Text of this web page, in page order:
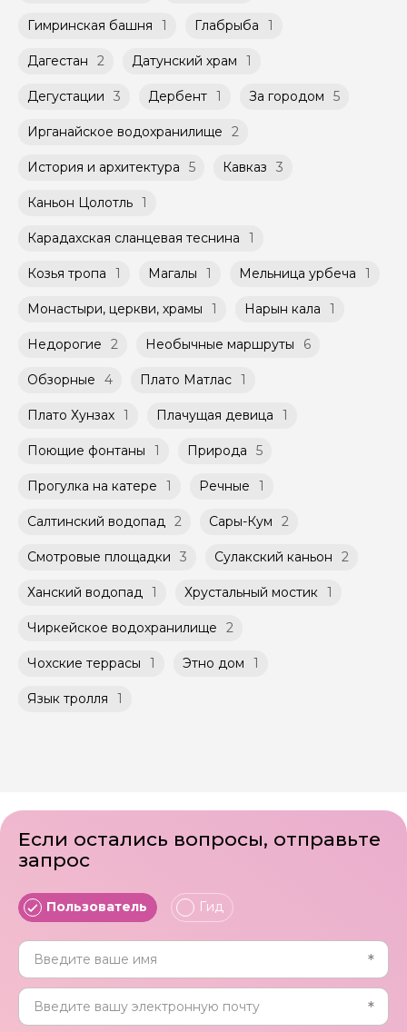
достопримечательностями Дербента и волшебным
Агрегатором дополнительного соглашения
к Оферте Сервиса.
Способы оплаты на сайте: Картой
российского банка можно оплатить любую
экскурсию.
Мини-группы проводятся на тех же
условиях, что и групповые, но с количество
не более 10 человек)
Гимринская башня 1 Глабрыба 1
Дагестан 2 Датунский храм 1
Дегустации 3 Дербент 1 За городом 5
Ирганайское водохранилище 2
История и архитектура 5 Кавказ 3
Каньон Цолотль 1
Карадахская сланцевая теснина 1
Козья тропа 1 Магалы 1 Мельница урбеча 1
Монастыри, церкви, храмы 1 Нарын кала 1
Недорогие 2 Необычные маршруты 6
Обзорные 4 Плато Матлас 1
Плато Хунзах 1 Плачущая девица 1
Поющие фонтаны 1 Природа 5
Прогулка на катере 1 Речные 1
Салтинский водопад 2 Сары-Кум 2
Смотровые площадки 3 Сулакский каньон 2
Ханский водопад 1 Хрустальный мостик 1
Чиркейское водохранилище 2
Чохские террасы 1 Этно дом 1
Язык тролля 1
Если остались вопросы, отправьте
запрос
Пользователь Гид